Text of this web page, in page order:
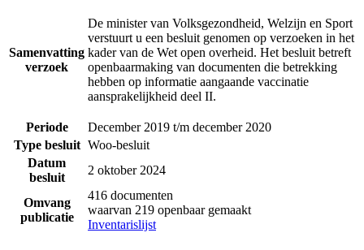
Samenvatting
verzoek
De minister van Volksgezondheid, Welzijn en Sport
verstuurt u een besluit genomen op verzoeken in het
kader van de Wet open overheid. Het besluit betreft
openbaarmaking van documenten die betrekking
hebben op informatie aangaande vaccinatie
aansprakelijkheid deel II.
Periode
December 2019 t/m december 2020
Type besluit Woo-besluit
Datum
besluit
2 oktober 2024
Omvang
publicatie
416 documenten
waarvan 219 openbaar gemaakt
Inventarislijst